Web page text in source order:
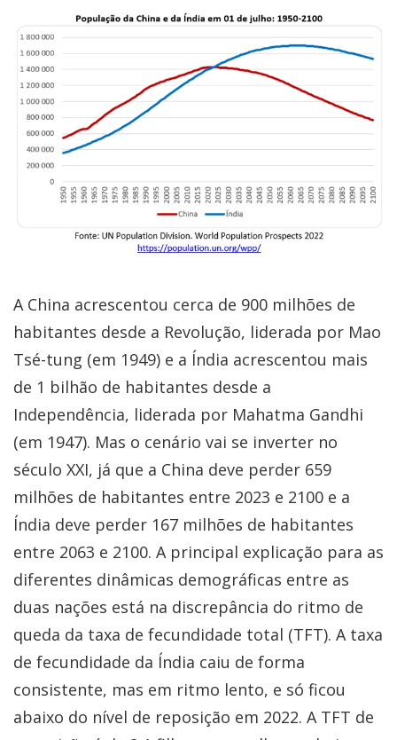
A China acrescentou cerca de 900 milhões de
habitantes desde a Revolução, liderada por Mao
Tsé-tung (em 1949) e a Índia acrescentou mais
de 1 bilhão de habitantes desde a
Independência, liderada por Mahatma Gandhi
(em 1947). Mas o cenário vai se inverter no
século XXI, já que a China deve perder 659
milhões de habitantes entre 2023 e 2100 e a
Índia deve perder 167 milhões de habitantes
entre 2063 e 2100. A principal explicação para as
diferentes dinâmicas demográficas entre as
duas nações está na discrepância do ritmo de
queda da taxa de fecundidade total (TFT). A taxa
de fecundidade da Índia caiu de forma
consistente, mas em ritmo lento, e só ficou
abaixo do nível de reposição em 2022. A TFT de